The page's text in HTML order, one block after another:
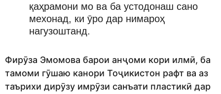
қаҳрамони мо ва ба устодонаш сано
мехонад, ки ӯро дар нимароҳ
нагузоштанд.
Фирӯза Эмомова барои анҷоми кори илмӣ, ба
тамоми гӯшаю канори Тоҷикистон рафт ва аз
таърихи дирӯзу имрӯзи санъати пластикӣ дар